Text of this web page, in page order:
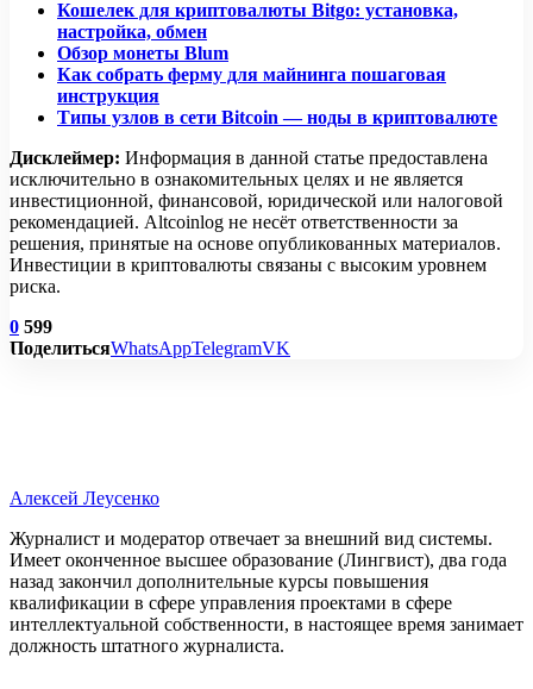
Кошелек для криптовалюты Bitgo: установка,
настройка, обмен
Обзор монеты Blum
Как собрать ферму для майнинга пошаговая
инструкция
Типы узлов в сети Bitcoin — ноды в криптовалюте
Дисклеймер: Информация в данной статье предоставлена
исключительно в ознакомительных целях и не является
инвестиционной, финансовой, юридической или налоговой
рекомендацией. Altcoinlog не несёт ответственности за
решения, принятые на основе опубликованных материалов.
Инвестиции в криптовалюты связаны с высоким уровнем
риска.
0 599
ПоделитьсяWhatsAppTelegramVK
Алексей Леусенко
Журналист и модератор отвечает за внешний вид системы.
Имеет оконченное высшее образование (Лингвист), два года
назад закончил дополнительные курсы повышения
квалификации в сфере управления проектами в сфере
интеллектуальной собственности, в настоящее время занимает
должность штатного журналиста.